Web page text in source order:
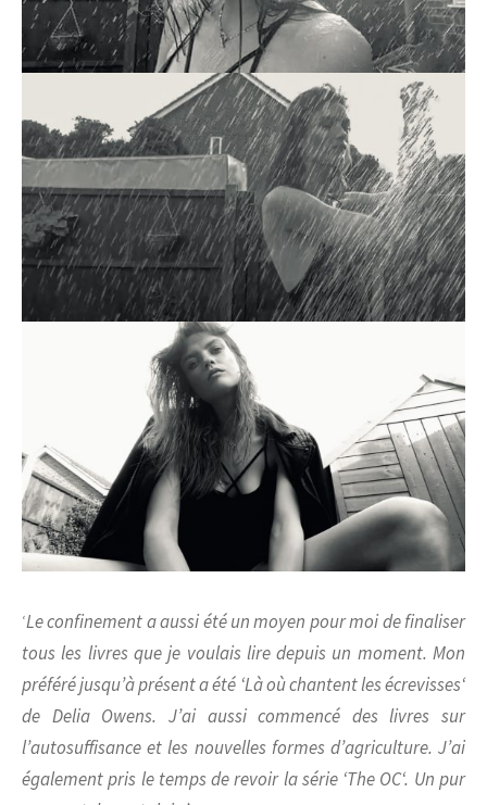
‘Le confinement a aussi été un moyen pour moi de finaliser
tous les livres que je voulais lire depuis un moment. Mon
préféré jusqu’à présent a été ‘Là où chantent les écrevisses‘
de Delia Owens. J’ai aussi commencé des livres sur
l’autosuffisance et les nouvelles formes d’agriculture. J’ai
également pris le temps de revoir la série ‘The OC‘. Un pur